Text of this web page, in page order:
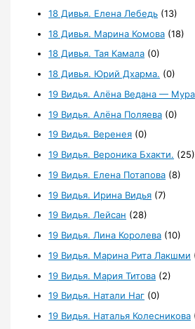
18 Дивья. Елена Лебедь (13)
18 Дивья. Марина Комова (18)
18 Дивья. Тая Камала (0)
18 Дивья. Юрий Дхарма. (0)
19 Видья. Алёна Ведана —
19 Видья. Алёна Поляева (0)
19 Видья. Веренея (0)
19 Видья. Вероника Бхакти. (25)
19 Видья. Елена Потапова (8)
19 Видья. Ирина Видья (7)
19 Видья. Лейсан (28)
19 Видья. Лина Королева (10)
19 Видья. Марина Рита Лакшми
19 Видья. Мария Титова (2)
19 Видья. Натали Наг (0)
19 Видья. Наталья Колесникова